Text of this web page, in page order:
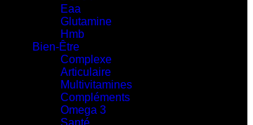
Eaa
Glutamine
Hmb
Bien-Être
Complexe
Articulaire
Multivitamines
Compléments
Omega 3
Santé